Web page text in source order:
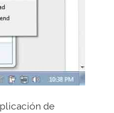
de